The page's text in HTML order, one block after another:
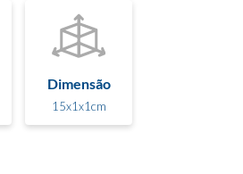
Dimensão
15x1x1cm